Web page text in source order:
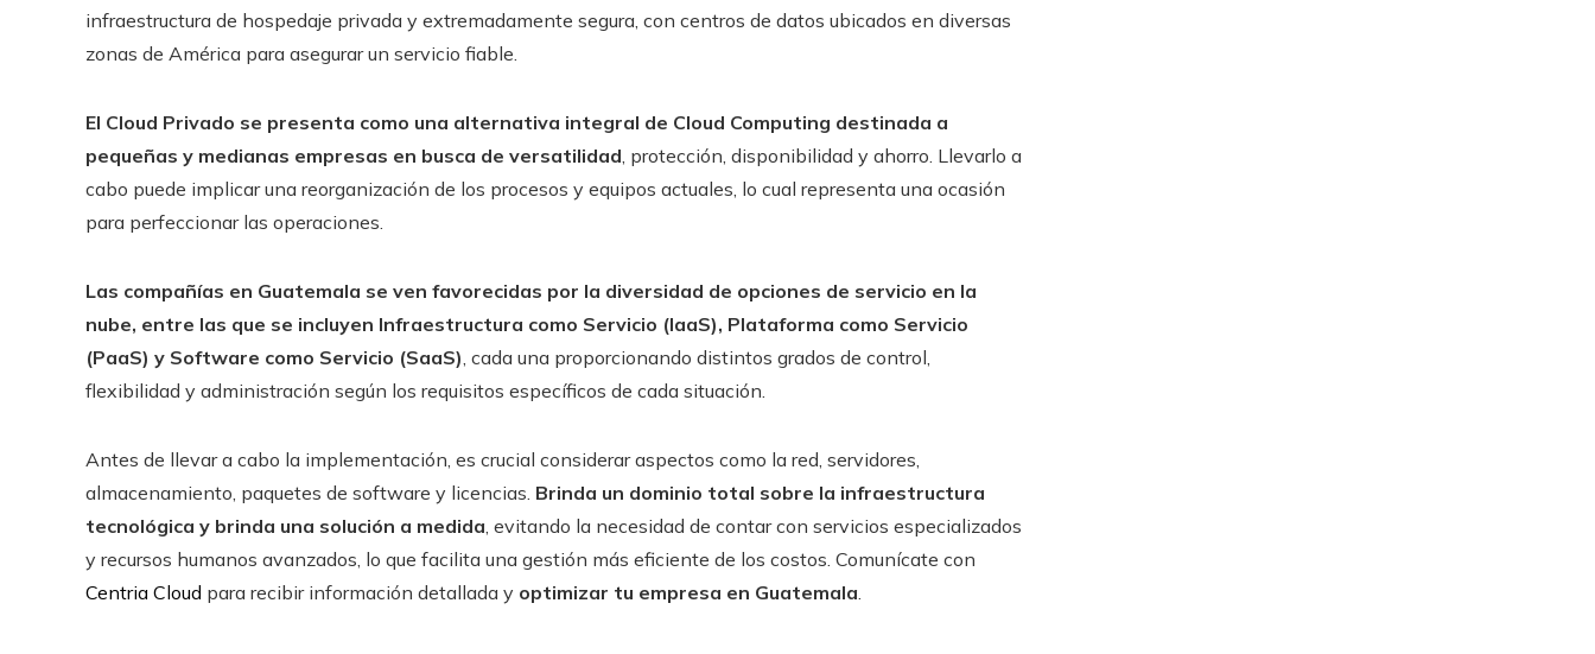
infraestructura de hospedaje privada y extremadamente segura, con centros de datos ubicados en diversas
zonas de América para asegurar un servicio fiable.
El Cloud Privado se presenta como una alternativa integral de Cloud Computing destinada a
pequeñas y medianas empresas en busca de versatilidad , protección, disponibilidad y ahorro. Llevarlo a
cabo puede implicar una reorganización de los procesos y equipos actuales, lo cual representa una ocasión
para perfeccionar las operaciones.
Las compañías en Guatemala se ven favorecidas por la diversidad de opciones de servicio en la
nube, entre las que se incluyen Infraestructura como Servicio (IaaS), Plataforma como Servicio
(PaaS) y Software como Servicio (SaaS) , cada una proporcionando distintos grados de control,
flexibilidad y administración según los requisitos específicos de cada situación.
Antes de llevar a cabo la implementación, es crucial considerar aspectos como la red, servidores,
almacenamiento, paquetes de software y licencias. Brinda un dominio total sobre la infraestructura
tecnológica y brinda una solución a medida , evitando la necesidad de contar con servicios especializados
y recursos humanos avanzados, lo que facilita una gestión más eficiente de los costos. Comunícate con
Centria Cloud para recibir información detallada y optimizar tu empresa en Guatemala